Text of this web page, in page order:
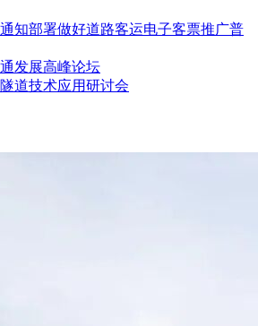
知部署做好道路客运电子客票推广普
发展高峰论坛
道技术应用研讨会